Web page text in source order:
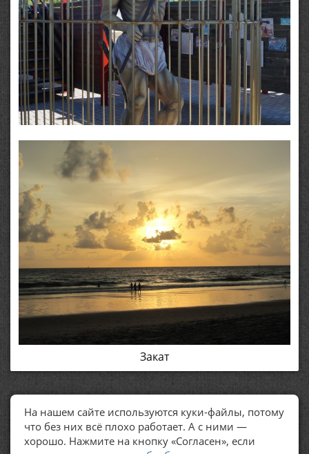
Закат
ПОЛЕЗНЫЕ ССЫЛКИ
Политика обработки персональных данных
На нашем сайте используются куки-файлы, потому
что без них всё плохо работает. А с ними —
хорошо. Нажмите на кнопку «Согласен», если